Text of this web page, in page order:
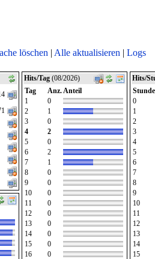
löschen | Alle aktualisieren | Logs
Hits/Tag (08/2026)
Tag
Anz. Anteil
1
0
2
1
3
0
4
2
5
0
6
2
7
1
8
0
9
0
10
0
11
0
12
0
13
0
14
0
15
0
16
0
Hits/
Stunde
0
1
2
3
4
5
6
7
8
9
10
11
12
13
14
15